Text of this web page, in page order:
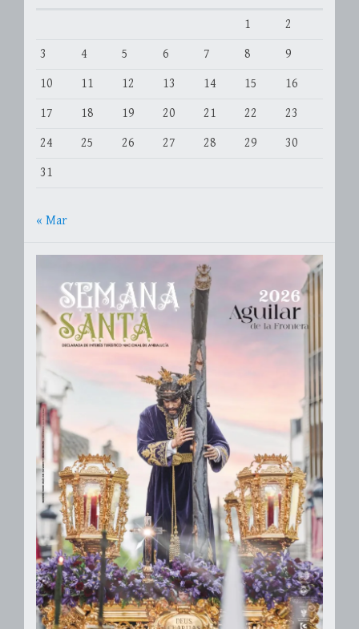
1
2
3
4 5 6 7 8
9
10
11 12 13 14 15
16
17
18 19 20 21 22
23
24
25 26 27 28 29
30
31
« Mar